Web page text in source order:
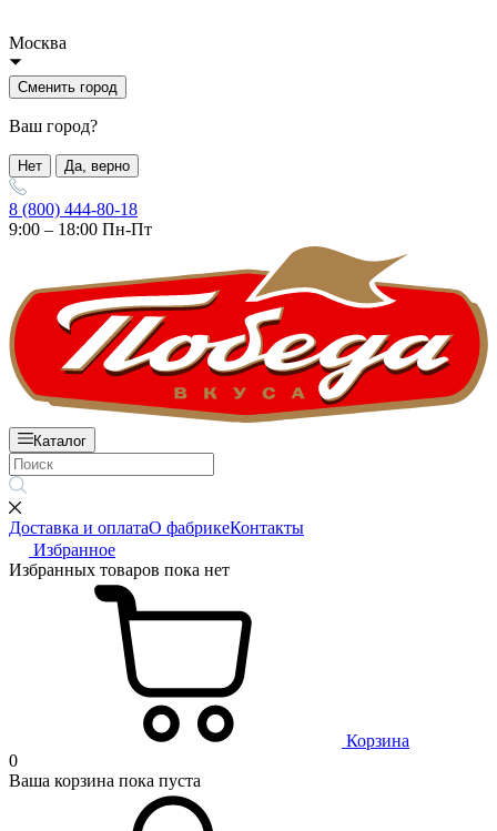
Москва
Сменить город
Ваш город?
Нет Да, верно
8 (800) 444-80-18
9:00 – 18:00 Пн-Пт
Каталог
Доставка и оплатаО фабрикеКонтакты
Избранное
Избранных товаров пока нет
Корзина
0
Ваша корзина пока пуста